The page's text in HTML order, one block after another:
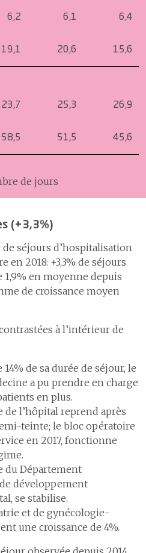
6,2 6,1 6,4
19,1 20,6 15,6
23,7 25,3 26,9
58,5 51,5 45,6
de jours
(+3,3%)
séjours d’hospitalisation
en 2018: +3,3% de séjours
1,9% en moyenne depuis
de croissance moyen
à l’intérieur de
14% de sa durée de séjour, le
a pu prendre en charge
en plus.
de l’hôpital reprend après
teinte; le bloc opératoire
en 2017, fonctionne
du Département
développement
se stabilise.
et de gynécologie-
une croissance de 4%.